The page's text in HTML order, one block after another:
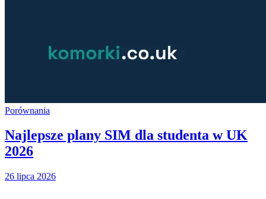
Porównania
Najlepsze plany SIM dla studenta w UK
2026
26 lipca 2026